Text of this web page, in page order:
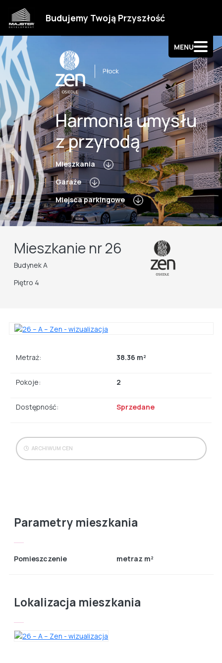
Budujemy Twoją Przyszłość
MENU
Kontakt
Harmonia umysłu
z przyrodą
Mieszkania
Garaże
Miejsca parkingowe
Mieszkanie nr 26
Budynek A
Piętro 4
Metraż: 38.36 m²
Pokoje: 2
Dostępność: Sprzedane
ARCHIWUM CEN
Parametry mieszkania
Pomieszczenie metraz m²
Lokalizacja mieszkania